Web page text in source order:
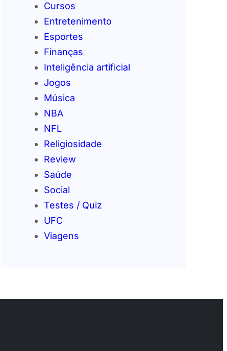
Cursos
Entretenimento
Esportes
Finanças
Inteligência artificial
Jogos
Música
NBA
NFL
Religiosidade
Review
Saúde
Social
Testes / Quiz
UFC
Viagens